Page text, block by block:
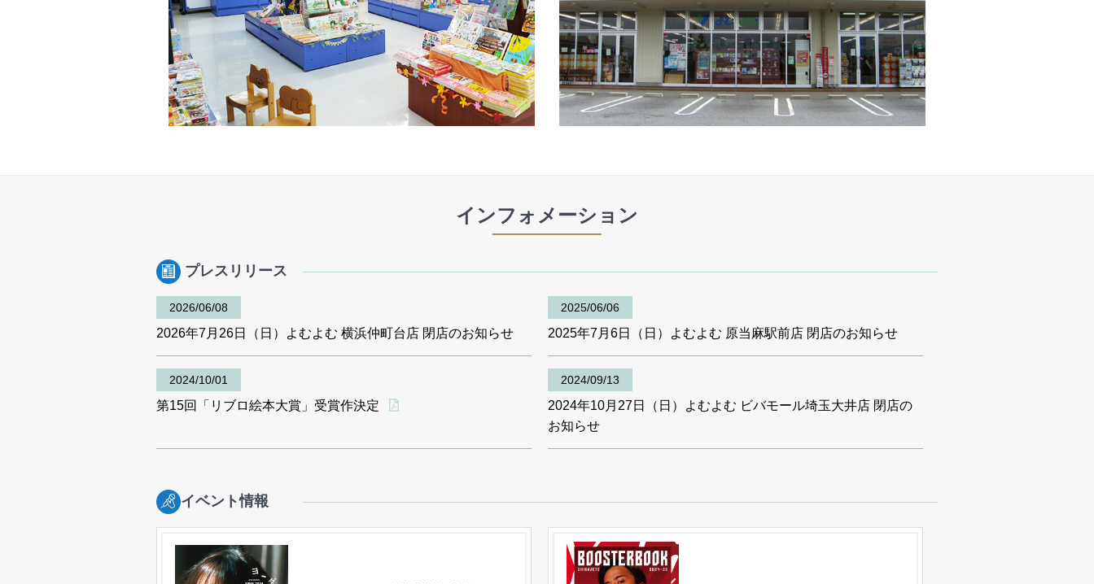
インフォメーション
プレスリリース
2026/06/08
2026年7月26日（日）よむよむ 横浜仲町台店 閉店のお知らせ
2025/06/06
2025年7月6日（日）よむよむ 原当麻駅前店 閉店のお知らせ
2024/10/01
第15回「リブロ絵本大賞」受賞作決定
2024/09/13
2024年10月27日（日）よむよむ ビバモール埼玉大井店 閉店の
お知らせ
イベント情報